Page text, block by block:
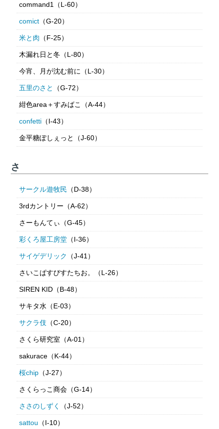
command1（L-60）
comict（G-20）
米と肉 （F-25）
木漏れ日と冬（L-80）
今宵、月が沈む前に（L-30）
五里のさと （G-72）
紺色area＋すみばこ（A-44）
confetti（I-43）
金平糖ぽしぇっと（J-60）
さ
サークル遊牧民 （D-38）
3rdカントリー（A-62）
さーもんてぃ（G-45）
彩くろ屋工房堂（I-36）
サイゲデリック （J-41）
さいこぱすぴすたちお。（L-26）
SIREN KID（B-48）
サキタ水（E-03）
サクラ伎（C-20）
さくら研究室（A-01）
sakurace（K-44）
桜chip（J-27）
さくらっこ商会（G-14）
ささのしずく （J-52）
sattou （I-10）